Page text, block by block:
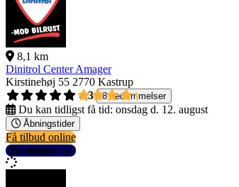
8,1 km
Dinitrol Center Amager
Kirstinehøj 55 2770 Kastrup
4,3
8 bedømmelser
Du kan tidligst få tid: onsdag d. 12. august
Åbningstider
Få tilbud online
Se detaljer